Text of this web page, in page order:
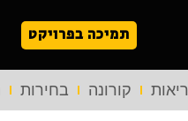
תמיכה בפרויקט
קורונה בחירות